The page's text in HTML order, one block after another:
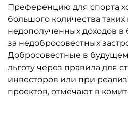
Преференцию для спорта
большого количества таких
недополученных доходов в
за недобросовестных
Добросовестные в
льготу через правила для
инвесторов или при
проектов, отмечают в